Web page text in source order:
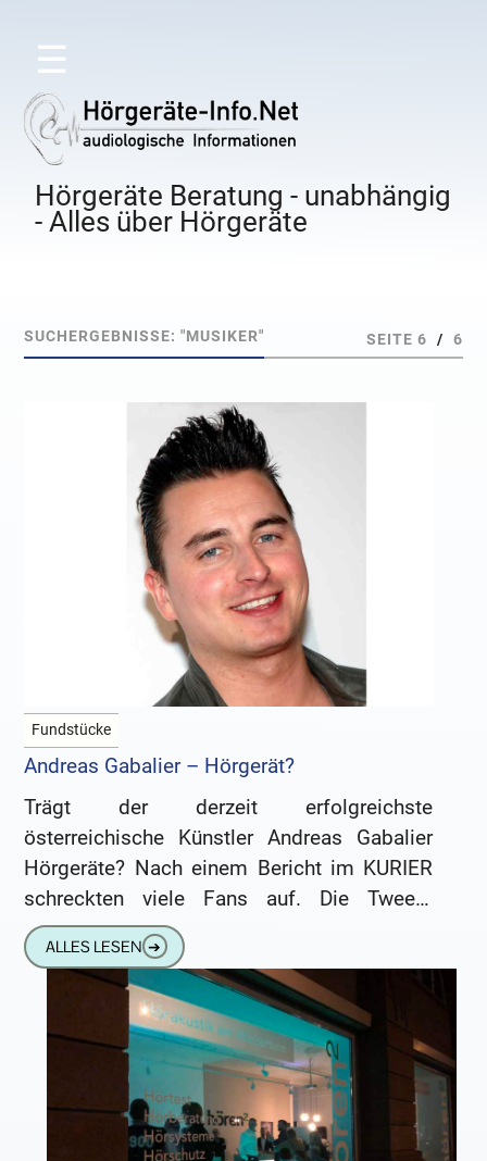
☰
Hörgeräte Beratung - unabhängig
- Alles über Hörgeräte
SUCHERGEBNISSE: "MUSIKER" SEITE 6 / 6
Fundstücke
Andreas Gabalier – Hörgerät?
Trägt der derzeit erfolgreichste
österreichische Künstler Andreas Gabalier
Hörgeräte? Nach einem Bericht im KURIER
schreckten viele Fans auf. Die Tweets
häuften sich und mancher machte sich
Sorgen um die Hörgesundheit
ALLES LESEN ➔